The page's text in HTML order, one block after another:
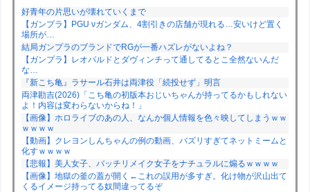
好青年の片思いが壊れていくまで
【ガンプラ】PGU νガンダム、4割引きの店舗が現れる…安いけど置く
場所が…
結局ガンプラのブランドでRGが一番ハズレがないよね？
【ガンプラ】レオパルドとダヴィンチって通してるとこ全然ないんだ
な…
『新こち亀』ラサール石井は両津役「続投せず」明言
両津勘吉(2026)「こち亀の初版本おじいちゃんが持ってるかもしれない
よ！内容は変わらないからね！」
【画像】ホロライブのあの人、なんか個人情報を色々映してしまうｗｗ
ｗｗｗｗ
【動画】クレヨンしんちゃんの例の動画、バズリすぎてネットミームと
化すｗｗｗｗ
【悲報】美人女子、バッチリメイク女子をナチュラルに煽るｗｗｗｗ
【画像】地獄の釜の蓋が開く←これの誤用が多すぎ。化け物が沢山出て
くるイメージ持ってる奴間違ってるぞ